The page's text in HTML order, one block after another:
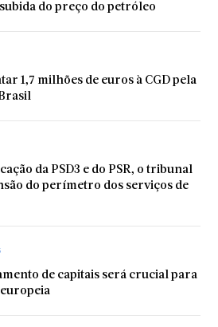
do preço do petróleo
1,7 milhões de euros à CGD pela
da PSD3 e do PSR, o tribunal
do perímetro dos serviços de
de capitais será crucial para